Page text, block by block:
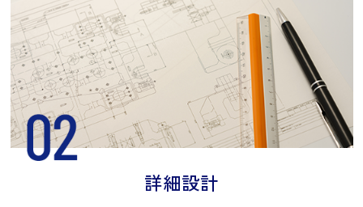
詳細設計